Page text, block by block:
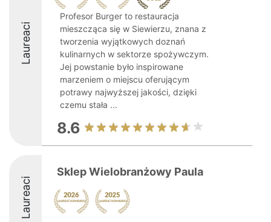
Laureaci
Profesor Burger to restauracja
mieszcząca się w Siewierzu, znana z
tworzenia wyjątkowych doznań
kulinarnych w sektorze spożywczym.
Jej powstanie było inspirowane
marzeniem o miejscu oferującym
potrawy najwyższej jakości, dzięki
czemu stała ...
8.6
Laureaci
Sklep Wielobranżowy Paula